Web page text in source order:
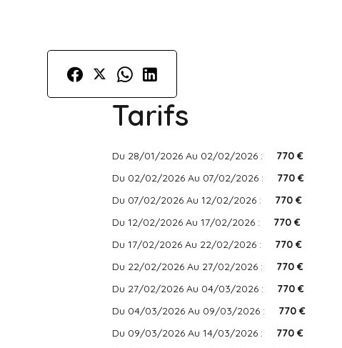
Tarifs
Du 28/01/2026 Au 02/02/2026 :
770 €
Du 02/02/2026 Au 07/02/2026 :
770 €
Du 07/02/2026 Au 12/02/2026 :
770 €
Du 12/02/2026 Au 17/02/2026 :
770 €
Du 17/02/2026 Au 22/02/2026 :
770 €
Du 22/02/2026 Au 27/02/2026 :
770 €
Du 27/02/2026 Au 04/03/2026 :
770 €
Du 04/03/2026 Au 09/03/2026 :
770 €
Du 09/03/2026 Au 14/03/2026 :
770 €